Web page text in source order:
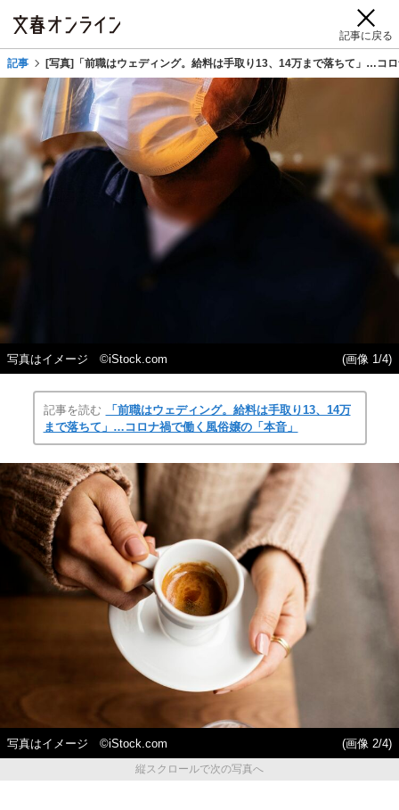
記事に戻る
記事 [写真]「前職はウェディング。給料は手取り13、14万まで落ちて」…コ
写真はイメージ ©️iStock.com (画像 1/4)
記事を読む
「前職はウェディング。給料は手取り13、14万
まで落ちて」…コロナ禍で働く風俗嬢の「本音」
写真はイメージ ©️iStock.com
(画像 2/4)
縦スクロールで次の写真へ